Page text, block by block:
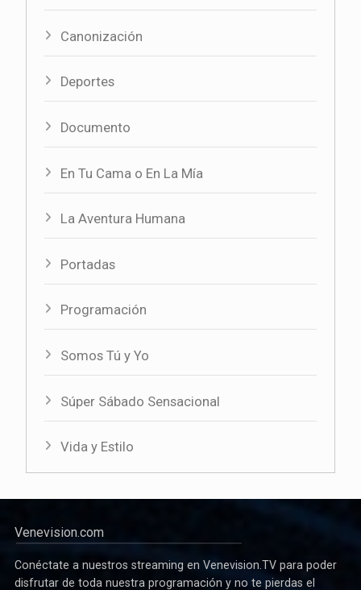
Canonización
Deportes
Documento
En Tu Cama o En La Mía
La Aventura Humana
Portadas
Programación
Somos Tú y Yo
Súper Sábado Sensacional
Vida y Estilo
Venevision.com
Conéctate a nuestros streaming en Venevision.TV para poder
disfrutar de toda nuestra programación y no te pierdas el